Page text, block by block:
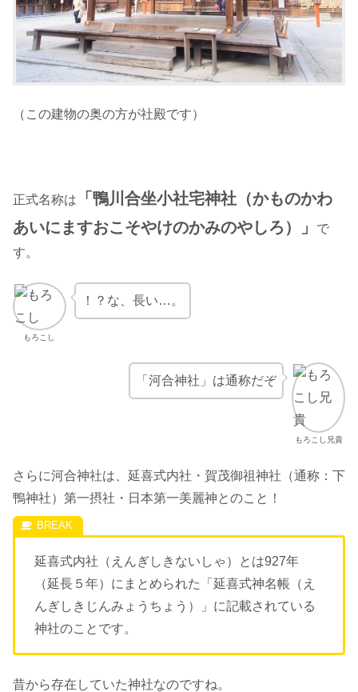
（この建物の奥の方が社殿です）
正式名称は
「鴨川合坐小社宅神社（かものかわ
あいにますおこそやけのかみのやしろ）」
で
す。
もろこし
！？な、長い…。
もろこし兄貴
「河合神社」は通称だぞ
さらに河合神社は、延喜式内社・賀茂御祖神社（通称：下
鴨神社）第一摂社・日本第一美麗神とのこと！
延喜式内社（えんぎしきないしゃ）とは927年
（延長５年）にまとめられた「延喜式神名帳（え
んぎしきじんみょうちょう）」に記載されている
神社のことです。
昔から存在していた神社なのですね。